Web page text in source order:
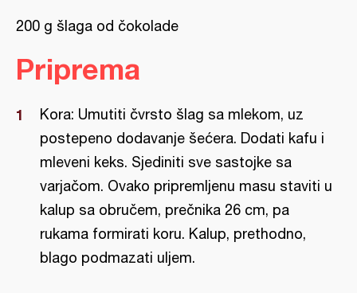
200 g šlaga od čokolade
Priprema
Kora: Umutiti čvrsto šlag sa mlekom, uz
postepeno dodavanje šećera. Dodati kafu i
mleveni keks. Sjediniti sve sastojke sa
varjačom. Ovako pripremljenu masu staviti u
kalup sa obručem, prečnika 26 cm, pa
rukama formirati koru. Kalup, prethodno,
blago podmazati uljem.